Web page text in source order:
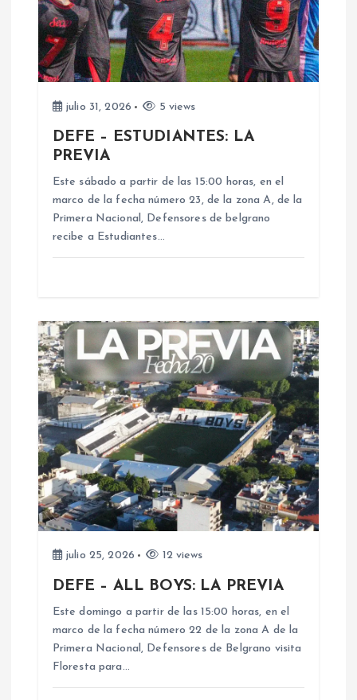
n
d
d
a
s
julio 31, 2026 5 views
DEFE – ESTUDIANTES: LA
PREVIA
Este sábado a partir de las 15:00 horas, en el
marco de la fecha número 23, de la zona A, de la
Primera Nacional, Defensores de belgrano
recibe a Estudiantes…
julio 25, 2026 12 views
DEFE – ALL BOYS: LA PREVIA
Este domingo a partir de las 15:00 horas, en el
marco de la fecha número 22 de la zona A de la
Primera Nacional, Defensores de Belgrano visita
Floresta para…